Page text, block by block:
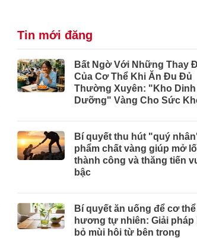
Tin mới đăng
Bất Ngờ Với Những Thay
Của Cơ Thể Khi Ăn Đu Đủ
Thường Xuyên: "Kho Dinh
Dưỡng" Vàng Cho Sức
Bí quyết thu hút "quý
phẩm chất vàng giúp mở
thành công và thăng tiến
bậc
Bí quyết ăn uống để cơ
hương tự nhiên: Giải pháp
bỏ mùi hôi từ bên trong